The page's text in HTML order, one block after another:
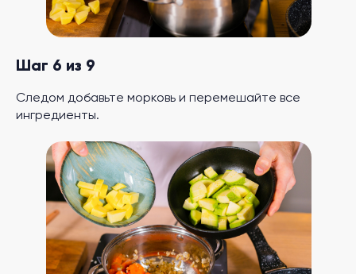
Шаг 6 из 9
Следом добавьте морковь и перемешайте все
ингредиенты.